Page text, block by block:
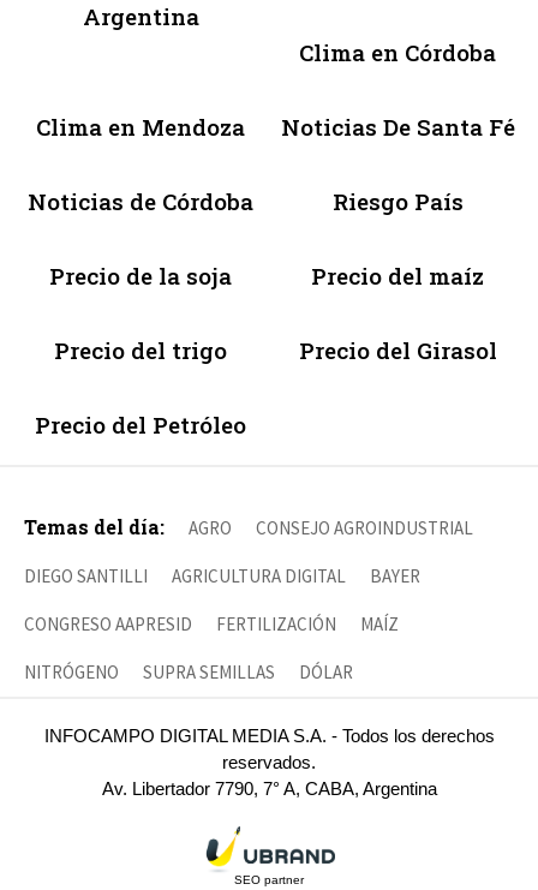
Argentina
Clima en Córdoba
Clima en Mendoza Noticias De Santa Fé
Noticias de Córdoba Riesgo País
Precio de la soja Precio del maíz
Precio del trigo Precio del Girasol
Precio del Petróleo
Temas del día: AGRO CONSEJO AGROINDUSTRIAL
DIEGO SANTILLI AGRICULTURA DIGITAL BAYER
CONGRESO AAPRESID FERTILIZACIÓN MAÍZ
NITRÓGENO SUPRA SEMILLAS DÓLAR
INFOCAMPO DIGITAL MEDIA S.A. - Todos los derechos
reservados.
Av. Libertador 7790, 7° A, CABA, Argentina
SEO partner